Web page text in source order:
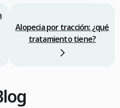
Alopecia por tracción: ¿qué
tratamiento tiene?